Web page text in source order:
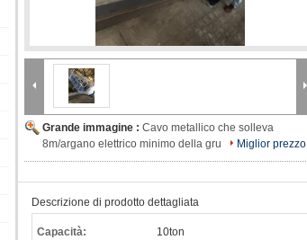
Grande immagine : Cavo metallico che solleva
8m/argano elettrico minimo della gru
Miglior prezzo
Descrizione di prodotto dettagliata
Capacità: 10ton